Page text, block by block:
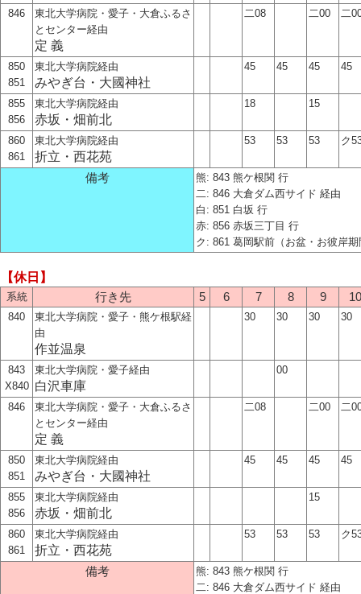
846
東北大学病院・愛子・大倉ふるさ
とセンター経由
定 義
二08 二00 二
850
851
東北大学病院経由
みやぎ台・大國神社
45 45 45 45
855
856
東北大学病院経由
赤坂・畑前北
18 15
860
861
東北大学病院経由
折立・西花苑
53 53 53 ク
備考
熊: 843 熊ケ根関 行
二: 846 大倉ダム西サイド 経由
白: 851 白坂 行
赤: 856 赤坂三丁目 行
ク: 861 葛岡駅前（お盆・お彼岸
【休日】
系統 行き先 5 6 7 8 9 10
840
東北大学病院・愛子・熊ケ根駅経
由
作並温泉
30 30 30 30
843
X840
東北大学病院・愛子経由
白沢車庫
00
846
東北大学病院・愛子・大倉ふるさ
とセンター経由
定 義
二08 二00 二
850
851
東北大学病院経由
みやぎ台・大國神社
45 45 45 45
855
856
東北大学病院経由
赤坂・畑前北
15
860
861
東北大学病院経由
折立・西花苑
53 53 53 ク
備考
熊: 843 熊ケ根関 行
二: 846 大倉ダム西サイド 経由